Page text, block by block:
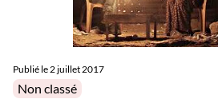
Publié le2 juillet 2017
Posted in
Non classé